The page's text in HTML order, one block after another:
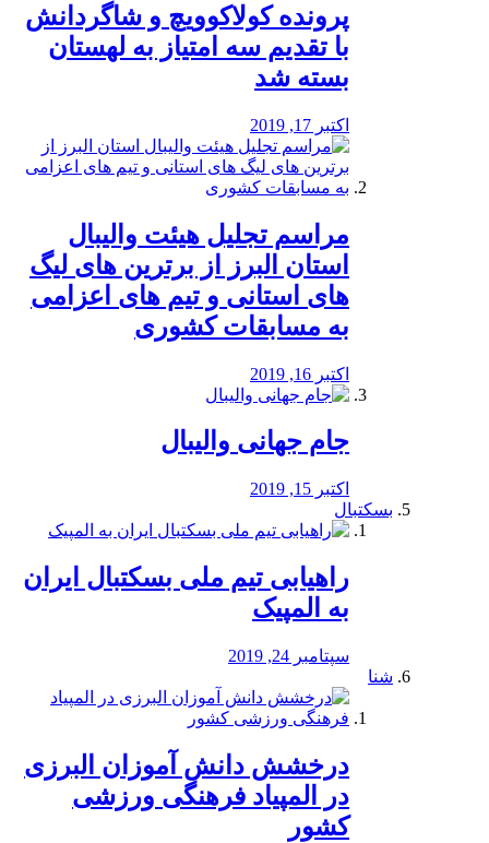
پرونده کولاکوویچ و شاگردانش
با تقدیم سه امتیاز به لهستان
بسته شد
اکتبر 17, 2019
مراسم تجلیل هیئت والیبال
استان البرز از برترین های لیگ
های استانی و تیم های اعزامی
به مسابقات کشوری
اکتبر 16, 2019
جام جهانی والیبال
اکتبر 15, 2019
بسکتبال
راهیابی تیم ملی بسکتبال ایران
به المپیک
سپتامبر 24, 2019
شنا
درخشش دانش آموزان البرزی
در المپیاد فرهنگی ورزشی
کشور